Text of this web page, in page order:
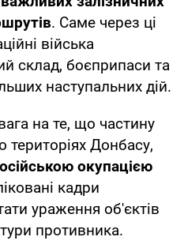
. Саме через ці
війська
склад, боєприпаси та
наступальних дій.
на те, що частину
територіях Донбасу,
окупацією
кадри
ураження об'єктів
противника.